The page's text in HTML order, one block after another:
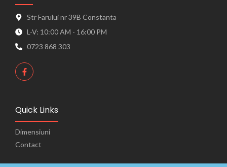
Str Farului nr 39B Constanta
L-V: 10:00 AM - 16:00 PM
0723 868 303
Quick Links
Dimensiuni
Contact